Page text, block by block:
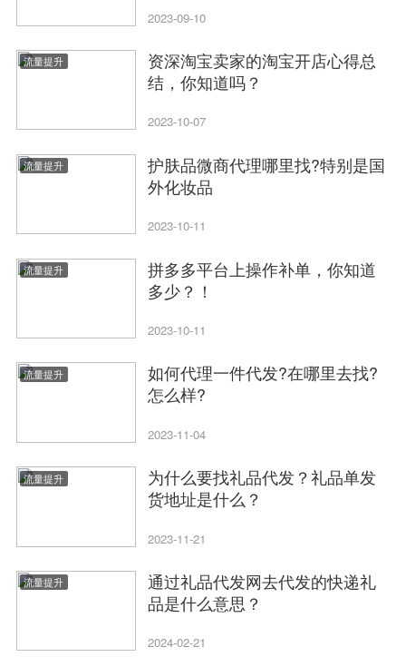
2023-09-10
流量提升
资深淘宝卖家的淘宝开店心得总
结，你知道吗？
2023-10-07
流量提升
护肤品微商代理哪里找?特别是国
外化妆品
2023-10-11
流量提升
拼多多平台上操作补单，你知道
多少？！
2023-10-11
流量提升
如何代理一件代发?在哪里去找?
怎么样?
2023-11-04
流量提升
为什么要找礼品代发？礼品单发
货地址是什么？
2023-11-21
流量提升
通过礼品代发网去代发的快递礼
品是什么意思？
2024-02-21